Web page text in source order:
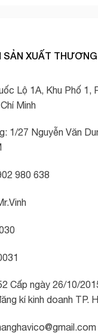
SẢN XUẤT
Lộ 1A, Khu Phố 1,
Minh
1/27 Nguyễn Văn
980 638
0030
Cấp ngày 26/10/
kí kinh doanh TP.